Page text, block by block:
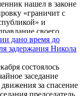
нашел в законе
«граничит с
и
своего
на своей странице в
написал
Армения»,
дано время до
задержания Никола
состоялось
заседание
за спасение
председатель